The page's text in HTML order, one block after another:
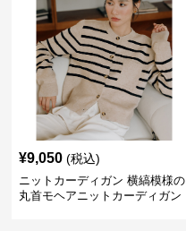
¥9,050 (税込)
ニットカーディガン 横縞模様の
丸首モヘアニットカーディガン